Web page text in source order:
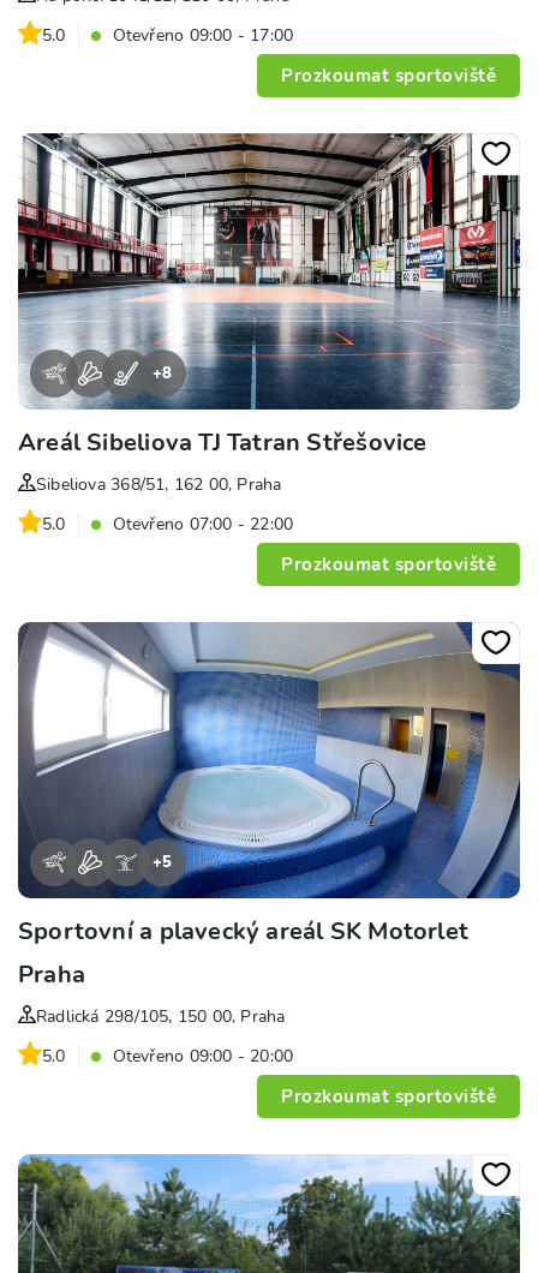
5.0
Otevřeno 09:00 - 17:00
Prozkoumat sportoviště
+8
Areál Sibeliova TJ Tatran Střešovice
Sibeliova 368/51, 162 00, Praha
5.0
Otevřeno 07:00 - 22:00
Prozkoumat sportoviště
+5
Sportovní a plavecký areál SK Motorlet
Praha
Radlická 298/105, 150 00, Praha
5.0
Otevřeno 09:00 - 20:00
Prozkoumat sportoviště